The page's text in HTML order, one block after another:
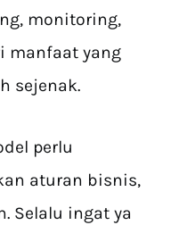
monitoring,
manfaat yang
sejenak.
perlu
aturan bisnis,
Selalu ingat ya